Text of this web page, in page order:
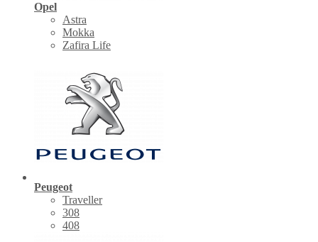
Opel
Astra
Mokka
Zafira Life
Peugeot
Traveller
308
408